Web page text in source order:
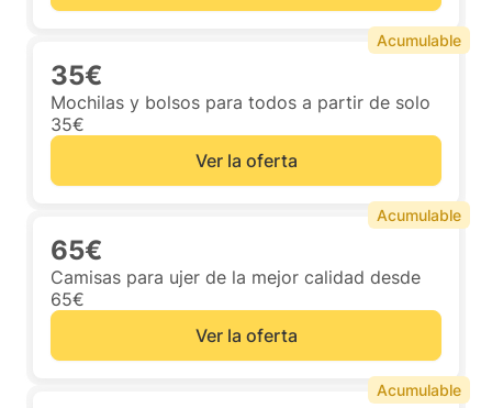
35€
Mochilas y bolsos para todos a partir de solo
35€
Ver la oferta
Acumulable
65€
Camisas para ujer de la mejor calidad desde
65€
Ver la oferta
Acumulable
Acumulable